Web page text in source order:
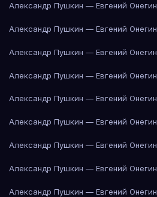
Александр Пушкин — Евгений Онегин
Александр Пушкин — Евгений Онегин
Александр Пушкин — Евгений Онегин
Александр Пушкин — Евгений Онегин
Александр Пушкин — Евгений Онегин
Александр Пушкин — Евгений Онегин
Александр Пушкин — Евгений Онегин
Александр Пушкин — Евгений Онегин
Александр Пушкин — Евгений Онегин